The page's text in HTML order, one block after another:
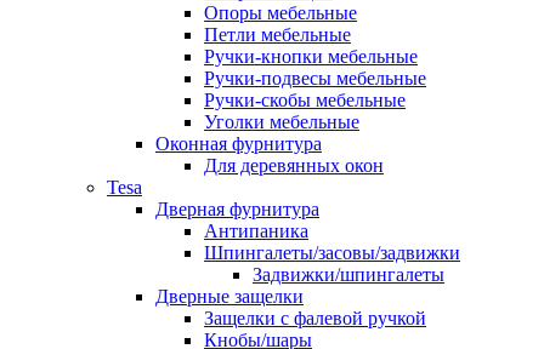
Опоры мебельные
Петли мебельные
Ручки-кнопки мебельные
Ручки-подвесы мебельные
Ручки-скобы мебельные
Уголки мебельные
Оконная фурнитура
Для деревянных окон
Tesa
Дверная фурнитура
Антипаника
Шпингалеты/засовы/задвижки
Задвижки/шпингалеты
Дверные защелки
Защелки с фалевой ручкой
Кнобы/шары